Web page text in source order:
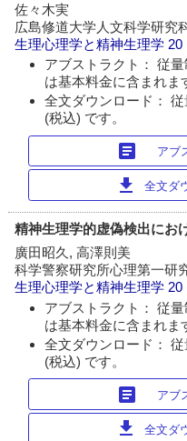
佐々木実
広島修道大学人文科学研究
生理心理学と精神生理学
アブストラクト： 従
は基本料金に含まれま
全文ダウンロード：
(税込) です。
article アブ
download 全文ダ
精神生理学的虚偽検出にお
廣田昭久, 高澤則美
科学警察研究所心理第一研
生理心理学と精神生理学 20
アブストラクト： 従
は基本料金に含まれま
全文ダウンロード：
(税込) です。
article アブ
download 全文ダ